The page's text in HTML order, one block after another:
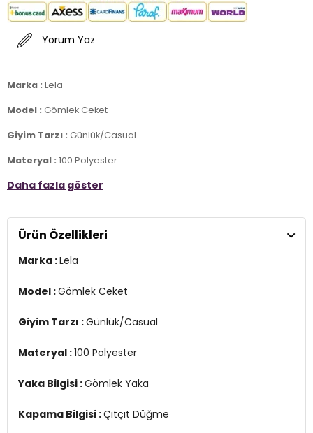
Yorum Yaz
Marka : Lela
Model : Gömlek Ceket
Giyim Tarzı : Günlük/Casual
Materyal : 100 Polyester
Yaka Bilgisi :Gömlek Yaka
Cep Bilgisi :Cepli
Kalıp Bilgisi : Oversize
Manken Ölçüsü : Kilo : 53 kg / Boy : 1.74 cm / Göğüs : 84 cm / Bel :
60 cm / Basen : 90 cm / Beden : S
Üretim Yeri :Türkiye
Daha fazla göster
Ürün Özellikleri
Marka :Lela
Model :Gömlek Ceket
Giyim Tarzı :Günlük/Casual
Materyal :100 Polyester
Yaka Bilgisi :Gömlek Yaka
Kapama Bilgisi :Çıtçıt Düğme